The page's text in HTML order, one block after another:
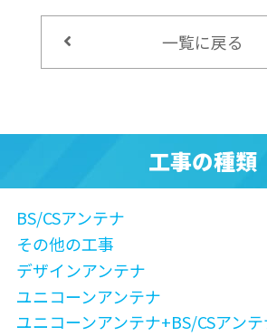
一覧に戻る
工事の種類
BS/CSアンテナ
その他の工事
デザインアンテナ
ユニコーンアンテナ
ユニコーンアンテナ+BS/CSアン